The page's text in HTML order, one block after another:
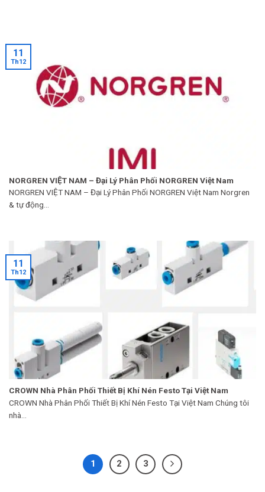
NORGREN VIỆT NAM – Đại Lý Phân Phối NORGREN Việt Nam
NORGREN VIỆT NAM – Đại Lý Phân Phối NORGREN Việt Nam Norgren
& tự động...
11
Th12
CROWN Nhà Phân Phối Thiết Bị Khí Nén Festo Tại Việt Nam
CROWN Nhà Phân Phối Thiết Bị Khí Nén Festo Tại Việt Nam Chúng tôi
nhà...
11
Th12
1 2 3